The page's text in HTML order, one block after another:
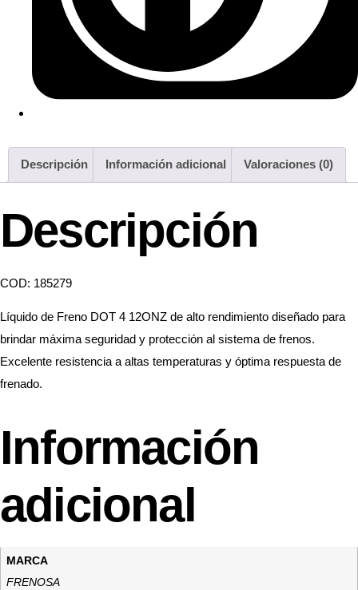
Descripción Información adicional Valoraciones (0)
Descripción
COD: 185279
Líquido de Freno DOT 4 12ONZ de alto rendimiento diseñado para
brindar máxima seguridad y protección al sistema de frenos.
Excelente resistencia a altas temperaturas y óptima respuesta de
frenado.
Información
adicional
MARCA
FRENOSA